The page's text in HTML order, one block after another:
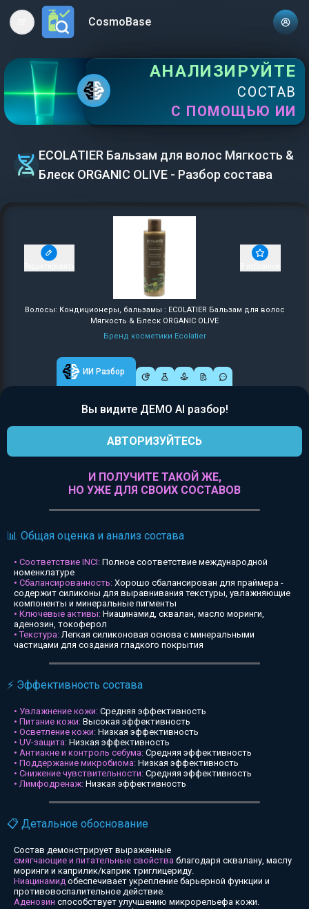
Open main menuCosmoBase
АНАЛИЗИРУЙТЕ
СОСТАВ
С ПОМОЩЬЮ ИИ
ECOLATIER Бальзам для волос Мягкость &
Блеск ORGANIC OLIVE - Разбор состава
Волосы: Кондиционеры, бальзамы : ECOLATIER Бальзам для волос
Мягкость & Блеск ORGANIC OLIVE
Бренд косметики Ecolatier
ИИ Разбор
Вы видите ДЕМО AI разбор!
АВТОРИЗУЙТЕСЬ
И ПОЛУЧИТЕ ТАКОЙ ЖЕ,
НО УЖЕ ДЛЯ СВОИХ СОСТАВОВ
📊 Общая оценка и анализ состава
• Соответствие INCI: Полное соответствие международной
номенклатуре
• Сбалансированность: Хорошо сбалансирован для праймера -
содержит силиконы для выравнивания текстуры, увлажняющие
компоненты и минеральные пигменты
• Ключевые активы: Ниацинамид, сквалан, масло моринги,
аденозин, токоферол
• Текстура:Легкая силиконовая основа с минеральными
частицами для создания гладкого покрытия
⚡ Эффективность состава
• Увлажнение кожи: Средняя эффективность
• Питание кожи: Высокая эффективность
• Осветление кожи: Низкая эффективность
• UV-защита: Низкая эффективность
• Антиакне и контроль себума: Средняя эффективность
• Поддержание микробиома: Низкая эффективность
• Снижение чувствительности: Средняя эффективность
• Лимфодренаж: Низкая эффективность
📋 Детальное обоснование
Состав демонстрирует выраженные
смягчающие и питательные свойства благодаря сквалану, маслу
моринги и каприлик/каприк триглицериду.
Ниацинамид обеспечивает укрепление барьерной функции и
противовоспалительное действие.
Аденозин способствует улучшению микрорельефа кожи.